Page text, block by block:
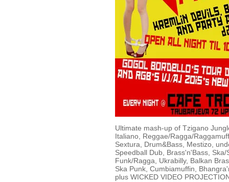
Ultimate mash-up of Tzigano
Italiano, Reggae/Ragga/
Sextura, Drum&Bass, Mestizo,
Speedball Dub, Brass'n'Bass,
Funk/Ragga, Ukrabilly, Balkan
Ska Punk, Cumbiamuffin,
plus WICKED VIDEO